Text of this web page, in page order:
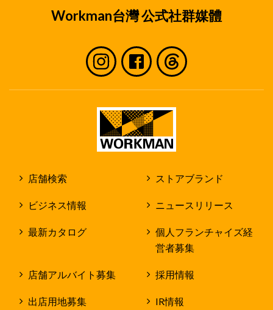
Workman台灣 公式社群媒體
店舗検索 ストアブランド
ビジネス情報 ニュースリリース
最新カタログ
個人フランチャイズ経
営者募集
店舗アルバイト募集 採用情報
出店用地募集 IR情報